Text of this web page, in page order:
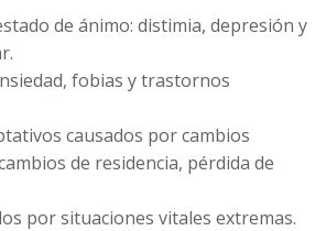
de ánimo: distimia, depresión y
fobias y trastornos
causados ​​por cambios
de residencia, pérdida de
​​por situaciones vitales extremas.